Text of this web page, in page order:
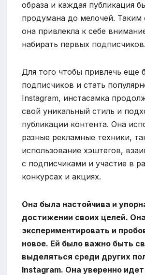
образа и каждая публикация
продумана до мелочей. Таким
она привлекла к себе
набирать первых подписчиков.
Для того чтобы привлечь еще
подписчиков и стать
Instagram, инстасамка
свой уникальный стиль и
публикации контента. Она
разные рекламные техники,
использование хэштегов,
с подписчиками и участие в
конкурсах и акциях.
Она была настойчива и
достижении своих целей.
экспериментировать и
новое. Ей было важно быть
выделяться среди других
Instagram. Она уверенно